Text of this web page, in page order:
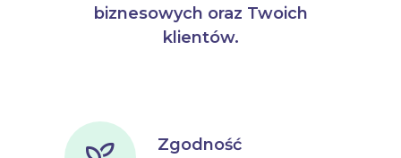
biznesowych oraz Twoich
klientów.
Zgodność